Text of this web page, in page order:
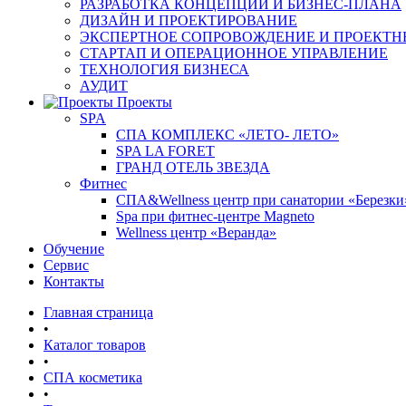
РАЗРАБОТКА КОНЦЕПЦИИ И БИЗНЕС-ПЛАНА
ДИЗАЙН И ПРОЕКТИРОВАНИЕ
ЭКСПЕРТНОЕ СОПРОВОЖДЕНИЕ И
СТАРТАП И ОПЕРАЦИОННОЕ УПРАВЛЕНИЕ
ТЕХНОЛОГИЯ БИЗНЕСА
АУДИТ
Проекты
SPA
СПА КОМПЛЕКС «ЛЕТО- ЛЕТО»
SPA LA FORET
ГРАНД ОТЕЛЬ ЗВЕЗДА
Фитнес
СПА&Wellness центр при санатории
Spa при фитнес-центре Magneto
Wellness центр «Веранда»
Обучение
Сервис
Контакты
Главная страница
•
Каталог товаров
•
СПА косметика
•